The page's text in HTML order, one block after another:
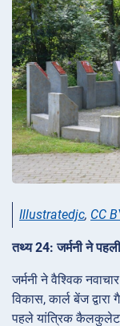
Illustratedjc, CC
तथ्य 24: जर्मनी ने
जर्मनी ने वैश्विक
विकास, कार्ल बेंज
पहले यांत्रिक कैलकुलेटर